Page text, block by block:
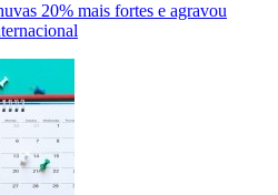
20% mais fortes e agravou